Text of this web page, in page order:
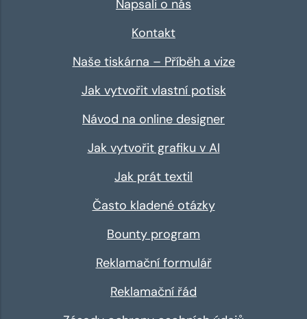
Napsali o nás
Kontakt
Naše tiskárna – Příběh a vize
Jak vytvořit vlastní potisk
Návod na online designer
Jak vytvořit grafiku v AI
Jak prát textil
Často kladené otázky
Bounty program
Reklamační formulář
Reklamační řád